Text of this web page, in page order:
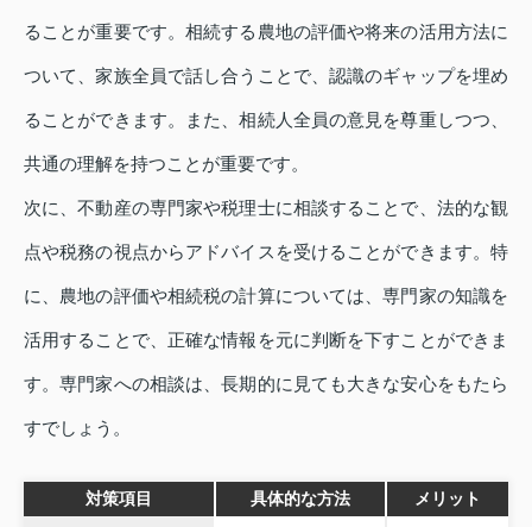
ることが重要です。相続する農地の評価や将来の活用方法に
ついて、家族全員で話し合うことで、認識のギャップを埋め
ることができます。また、相続人全員の意見を尊重しつつ、
共通の理解を持つことが重要です。
次に、不動産の専門家や税理士に相談することで、法的な観
点や税務の視点からアドバイスを受けることができます。特
に、農地の評価や相続税の計算については、専門家の知識を
活用することで、正確な情報を元に判断を下すことができま
す。専門家への相談は、長期的に見ても大きな安心をもたら
すでしょう。
対策項目 具体的な方法 メリット